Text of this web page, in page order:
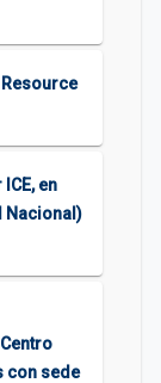
en
Nacional)
con sede